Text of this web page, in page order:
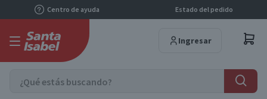
Centro de ayuda Estado del pedido
Ingresar